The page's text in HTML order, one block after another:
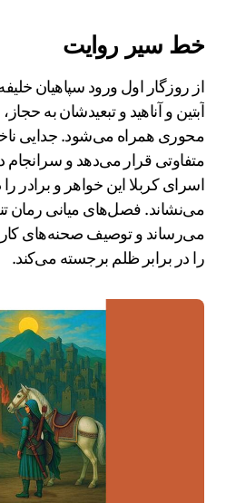
خط سیر روایت
از روزگار اول ورود سپاهیان
آبتین و آناهید و تبعیدشان به
محوری همراه می‌شود. جدایی
اسرای کربلا این خواهر و برادر را
می‌نشاند. فصل‌های میانی رمان
می‌رساند و توصیف صحنه‌های
را در برابر ظلم برجسته می‌کند.